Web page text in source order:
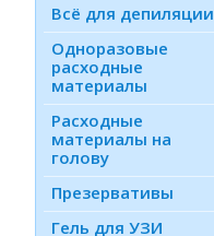
Всё для депиляции
Одноразовые
расходные
материалы
Расходные
материалы на
голову
Презервативы
Гель для УЗИ